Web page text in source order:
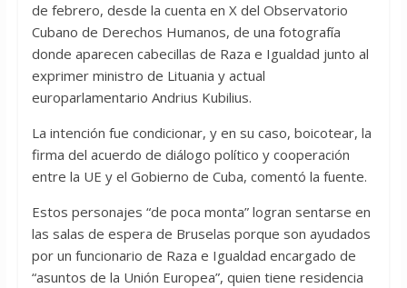
de febrero, desde la cuenta en X del Observatorio
Cubano de Derechos Humanos, de una fotografía
donde aparecen cabecillas de Raza e Igualdad junto al
exprimer ministro de Lituania y actual
europarlamentario Andrius Kubilius.
La intención fue condicionar, y en su caso, boicotear, la
firma del acuerdo de diálogo político y cooperación
entre la UE y el Gobierno de Cuba, comentó la fuente.
Estos personajes “de poca monta” logran sentarse en
las salas de espera de Bruselas porque son ayudados
por un funcionario de Raza e Igualdad encargado de
“asuntos de la Unión Europea”, quien tiene residencia